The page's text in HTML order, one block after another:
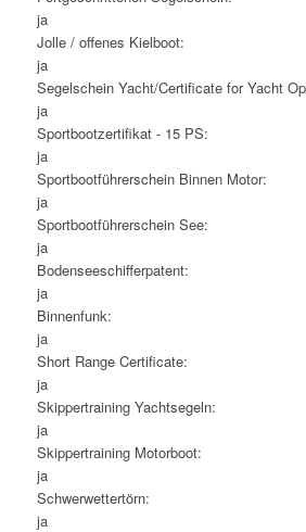
ja
Jolle / offenes Kielboot:
ja
Segelschein Yacht/Certificate for Yacht
ja
Sportbootzertifikat - 15 PS:
ja
Sportbootführerschein Binnen Motor:
ja
Sportbootführerschein See:
ja
Bodenseeschifferpatent:
ja
Binnenfunk:
ja
Short Range Certificate:
ja
Skippertraining Yachtsegeln:
ja
Skippertraining Motorboot:
ja
Schwerwettertörn:
ja